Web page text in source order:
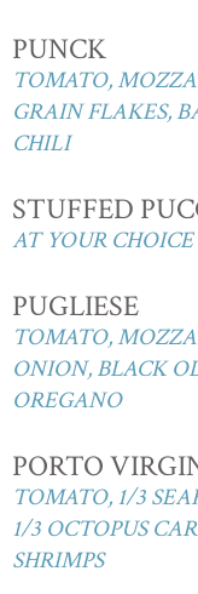
PUNCK
TOMATO,
GRAIN FLAKES,
CHILI
STUFFED
AT YOUR CHOICE
PUGLIESE
TOMATO,
ONION, BLACK
OREGANO
PORTO
TOMATO, 1/3
1/3 OCTOPUS
SHRIMPS